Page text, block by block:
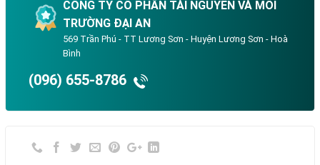
CÔNG TY CỔ PHẦN TÀI NGUYÊN VÀ MÔI
TRƯỜNG ĐẠI AN
569 Trần Phú - TT Lương Sơn - Huyện Lương Sơn - Hoà
Bình
(096) 655-8786